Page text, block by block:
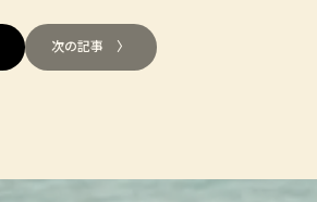
次の記事 〉